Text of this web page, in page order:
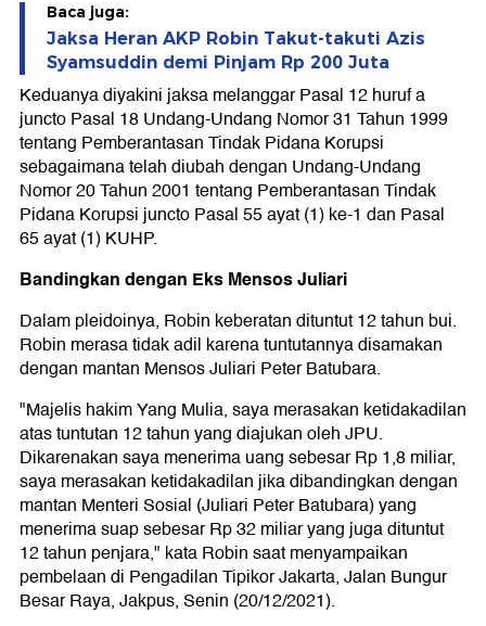
Baca juga:
Jaksa Heran AKP Robin Takut-takuti Azis
Syamsuddin demi Pinjam Rp 200 Juta
Keduanya diyakini jaksa melanggar Pasal 12 huruf a
juncto Pasal 18 Undang-Undang Nomor 31 Tahun 1999
tentang Pemberantasan Tindak Pidana Korupsi
sebagaimana telah diubah dengan Undang-Undang
Nomor 20 Tahun 2001 tentang Pemberantasan Tindak
Pidana Korupsi juncto Pasal 55 ayat (1) ke-1 dan Pasal
65 ayat (1) KUHP.
Bandingkan dengan Eks Mensos Juliari
Dalam pleidoinya, Robin keberatan dituntut 12 tahun bui.
Robin merasa tidak adil karena tuntutannya disamakan
dengan mantan Mensos Juliari Peter Batubara.
"Majelis hakim Yang Mulia, saya merasakan ketidakadilan
atas tuntutan 12 tahun yang diajukan oleh JPU.
Dikarenakan saya menerima uang sebesar Rp 1,8 miliar,
saya merasakan ketidakadilan jika dibandingkan dengan
mantan Menteri Sosial (Juliari Peter Batubara) yang
menerima suap sebesar Rp 32 miliar yang juga dituntut
12 tahun penjara," kata Robin saat menyampaikan
pembelaan di Pengadilan Tipikor Jakarta, Jalan Bungur
Besar Raya, Jakpus, Senin (20/12/2021).